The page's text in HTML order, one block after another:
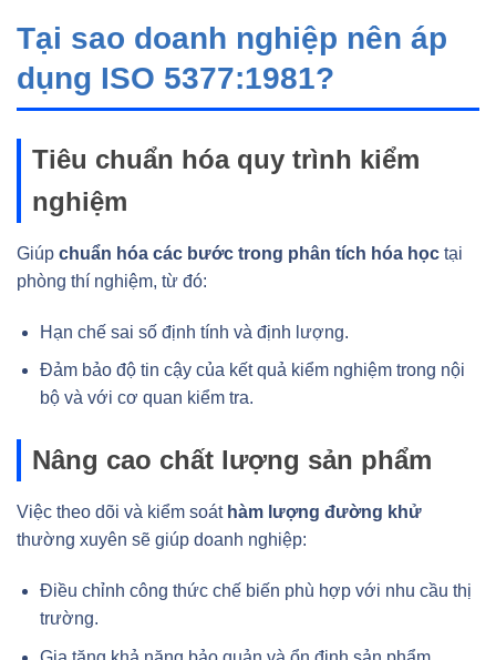
Tại sao doanh nghiệp nên áp
dụng ISO 5377:1981?
Tiêu chuẩn hóa quy trình kiểm
nghiệm
Giúp chuẩn hóa các bước trong phân tích hóa học tại
phòng thí nghiệm, từ đó:
Hạn chế sai số định tính và định lượng.
Đảm bảo độ tin cậy của kết quả kiểm nghiệm trong nội
bộ và với cơ quan kiểm tra.
Nâng cao chất lượng sản phẩm
Việc theo dõi và kiểm soát hàm lượng đường khử
thường xuyên sẽ giúp doanh nghiệp:
Điều chỉnh công thức chế biến phù hợp với nhu cầu thị
trường.